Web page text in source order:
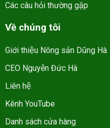
Các câu hỏi thường gặp
Về chúng tôi
Giới thiệu Nông sản Dũng Hà
CEO Nguyễn Đức Hà
Liên hệ
Kênh YouTube
Danh sách cửa hàng